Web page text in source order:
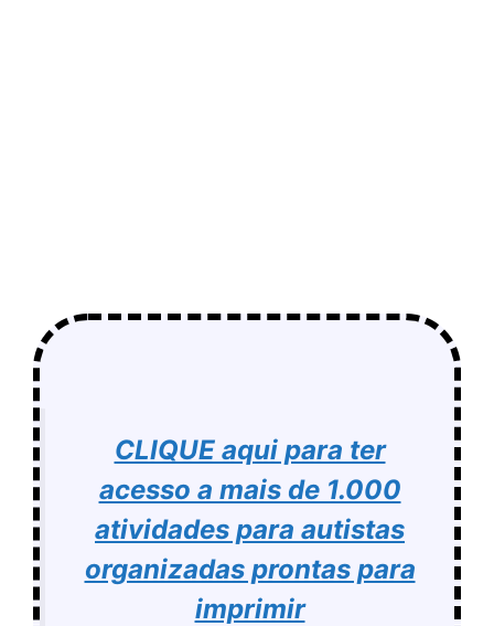
CLIQUE aqui para ter
acesso a mais de 1.000
atividades para autistas
organizadas prontas para
imprimir